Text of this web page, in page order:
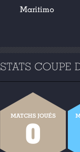
Maritimo
STATS COUPE
MATCHS JOUÉS
0